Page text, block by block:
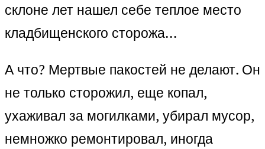
склоне лет нашел себе теплое место
кладбищенского сторожа…
А что? Мертвые пакостей не делают. Он
не только сторожил, еще копал,
ухаживал за могилками, убирал мусор,
немножко ремонтировал, иногда